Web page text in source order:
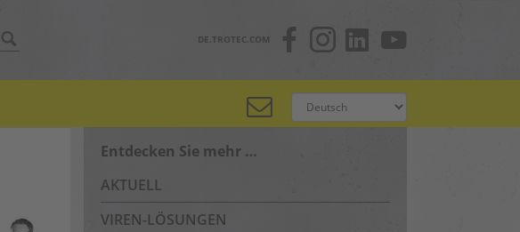
DE.TROTEC.COM
Entdecken Sie mehr …
AKTUELL
VIREN-LÖSUNGEN